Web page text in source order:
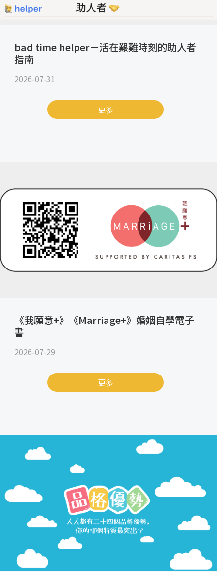
bad time helper－活在艱難時刻的助人者
指南
2026-07-31
更多
《我願意+》《Marriage+》婚姻自學電子
書
2026-07-29
更多